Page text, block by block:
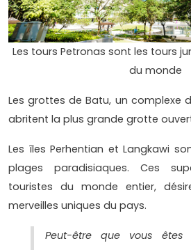
Les tours Petronas sont les tours
du monde
Les grottes de Batu, un complexe
abritent la plus grande grotte
Les îles Perhentian et Langkawi
plages paradisiaques. Ces
touristes du monde entier,
merveilles uniques du pays.
Peut-être que vous êtes